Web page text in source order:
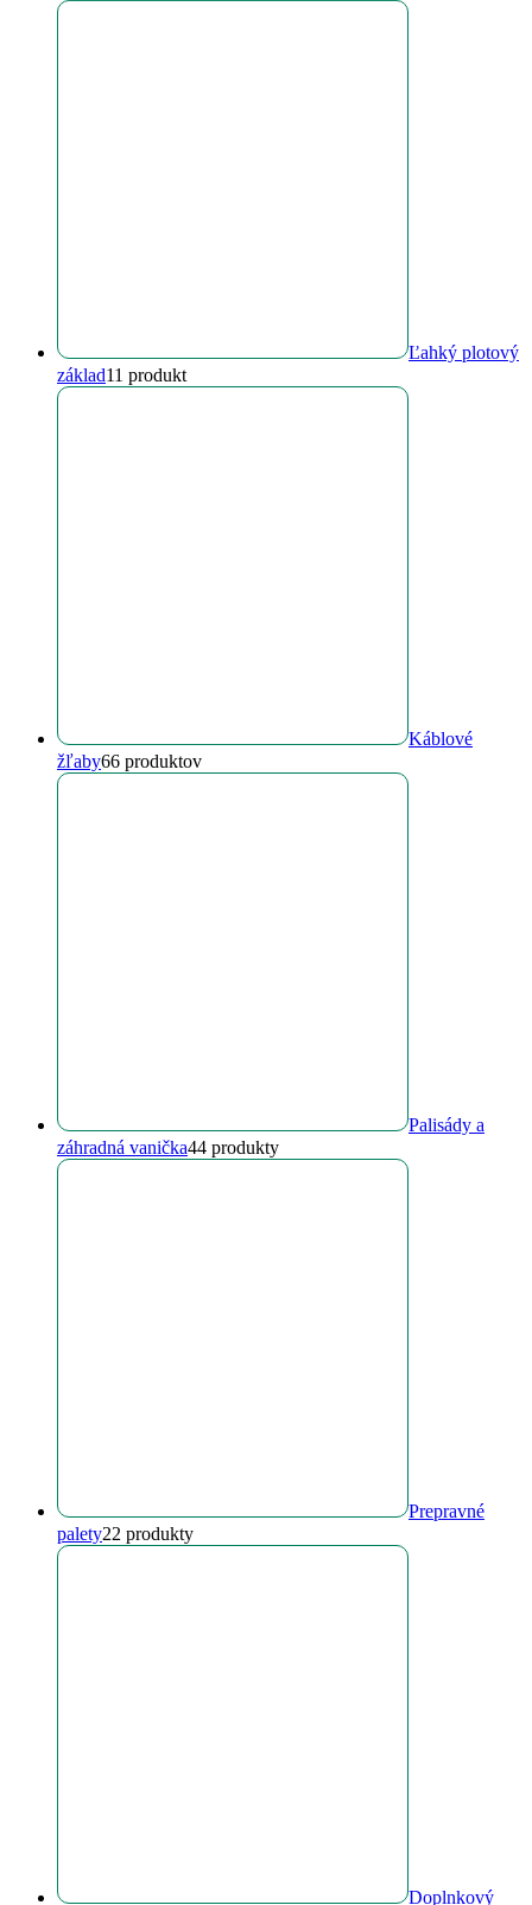
Ľahký plotový
základ11 produkt
Káblové
žľaby66 produktov
Palisády a
záhradná vanička44 produkty
Prepravné
palety22 produkty
Doplnkový